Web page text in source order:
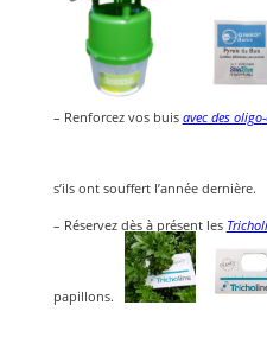
– Renforcez vos buis avec des
s’ils ont souffert l’année dernière.
– Réservez dès à présent les
papillons.